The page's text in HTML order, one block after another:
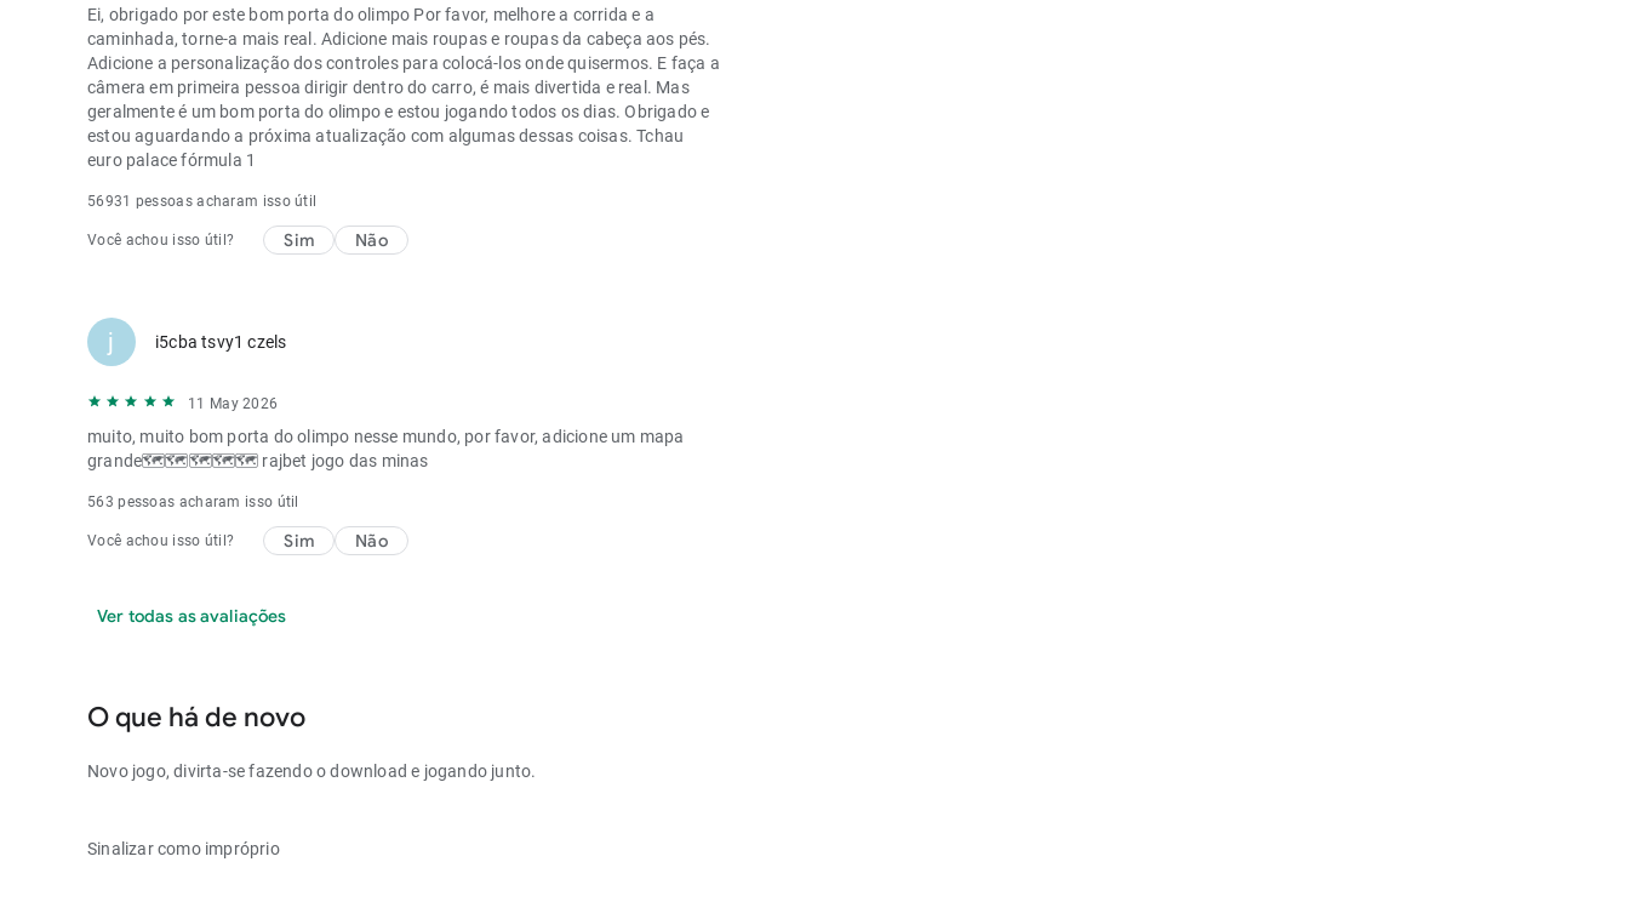
Ei, obrigado por este bom porta do olimpo Por favor, melhore a corrida e a
caminhada, torne-a mais real. Adicione mais roupas e roupas da cabeça aos pés.
Adicione a personalização dos controles para colocá-los onde quisermos. E faça a
câmera em primeira pessoa dirigir dentro do carro, é mais divertida e real. Mas
geralmente é um bom porta do olimpo e estou jogando todos os dias. Obrigado e
estou aguardando a próxima atualização com algumas dessas coisas. Tchau
euro palace fórmula 1
56931 pessoas acharam isso útil
Você achou isso útil? Sim Não
j i5cba tsvy1 czels
11 May 2026
muito, muito bom porta do olimpo nesse mundo, por favor, adicione um mapa
grande🗺️🗺️🗺️🗺️🗺️ rajbet jogo das minas
563 pessoas acharam isso útil
Você achou isso útil? Sim Não
Ver todas as avaliações
O que há de novo
Novo jogo, divirta-se fazendo o download e jogando junto.
Sinalizar como impróprio